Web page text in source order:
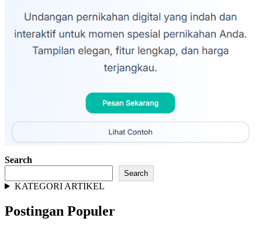
Search
Search
KATEGORI ARTIKEL
Postingan Populer